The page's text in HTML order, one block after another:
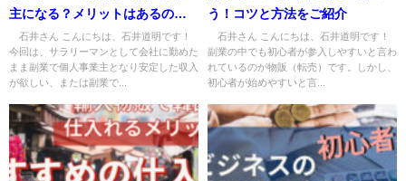
主になる？メリットはあるの
か？
石井さん こんにちは、石井道明です！
今回は、サラリーマンとして会社に勤めた
まま副業で個人事業主となり安定した収入
が欲しい、または副業で...
う！コツと方法をご紹介
石井さん こんにちは、石井道明です！
副業の中でも初心者が参入しやすいと言わ
れているのが物販（転売）です。しかし、
初心者が始めやすいと言...